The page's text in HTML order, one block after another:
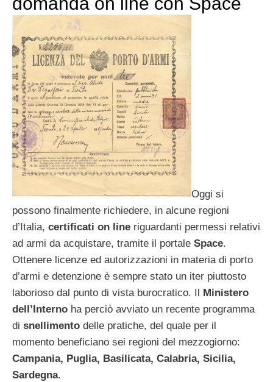
Oggi si
possono finalmente richiedere, in alcune regioni
d’Italia, certificati on line riguardanti permessi relativi
ad armi da acquistare, tramite il portale Space.
Ottenere licenze ed autorizzazioni in materia di porto
d’armi e detenzione è sempre stato un iter piuttosto
laborioso dal punto di vista burocratico. Il
Ministero
dell’Interno ha perciò avviato un recente programma
di snellimento delle pratiche, del quale per il
momento beneficiano sei regioni del mezzogiorno:
Campania, Puglia, Basilicata, Calabria, Sicilia,
Sardegna.